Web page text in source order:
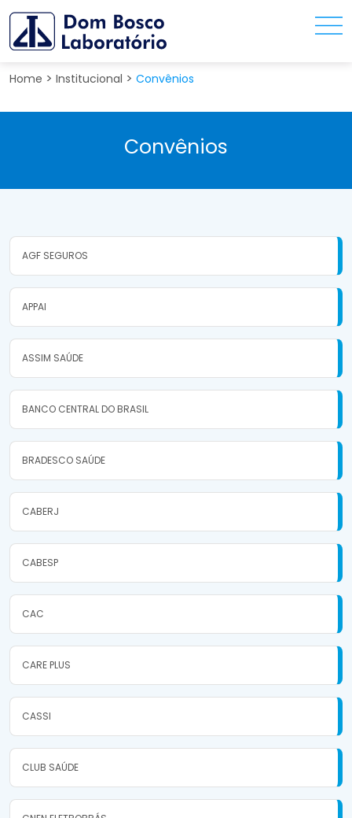
Home > Institucional > Convênios
Convênios
AGF SEGUROS
APPAI
ASSIM SAÚDE
BANCO CENTRAL DO BRASIL
BRADESCO SAÚDE
CABERJ
CABESP
CAC
CARE PLUS
CASSI
CLUB SAÚDE